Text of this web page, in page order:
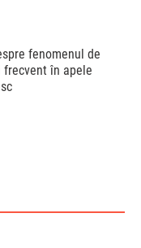
fenomenul de
în apele